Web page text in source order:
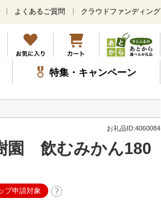
メ
ン
コ
ン
テ
ツ
よくあるご質問 クラウドファンディング
特集・キャンペーン
お礼品ID:4060084
園 飲むみかん180
プ申請対象